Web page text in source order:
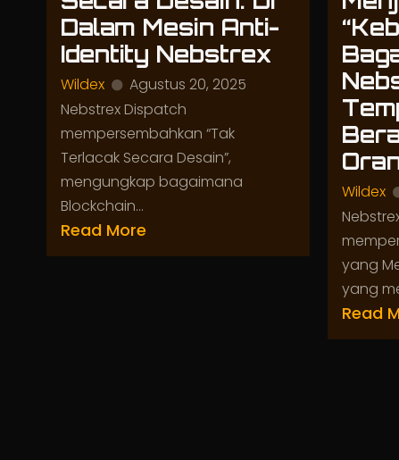
Dalam Mesin Anti-
Identity Nebstrex
Wildex
Agustus 20, 2025
Nebstrex Dispatch
mempersembahkan “Tak
Terlacak Secara Desain”,
mengungkap bagaimana
Blockchain...
Read More
Wildex
yang
yang
Read